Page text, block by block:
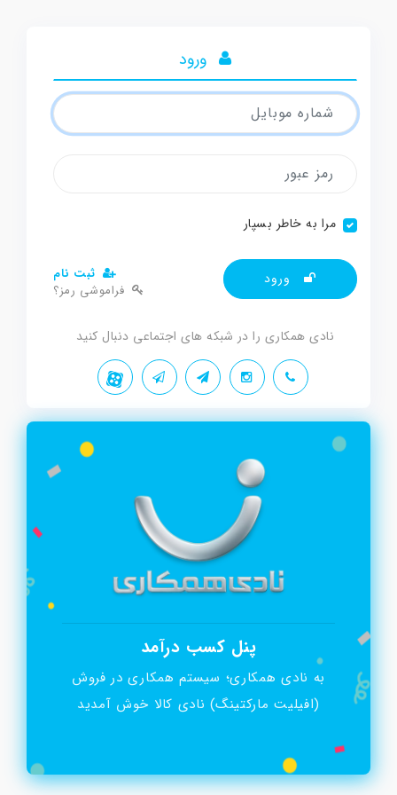
ورود
مرا به خاطر بسپار
ورود
ثبت نام
فراموشی رمز؟
نادی همکاری را در شبکه های اجتماعی دنبال کنید
پنل کسب درآمد
به نادی همکاری؛ سیستم همکاری در فروش
(افیلیت مارکتینگ) نادی کالا خوش آمدید